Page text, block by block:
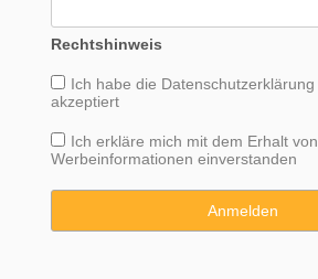
Rechtshinweis
Ich habe die Datenschutzerklärung
akzeptiert
Ich erkläre mich mit dem Erhalt von
Werbeinformationen einverstanden